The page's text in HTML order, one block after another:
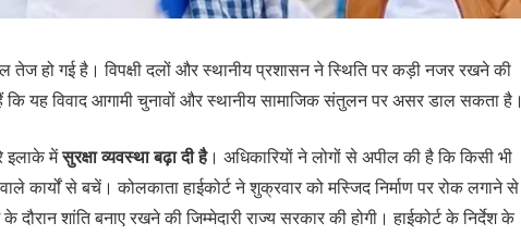
हो गई है। विपक्षी दलों और स्थानीय प्रशासन ने स्थिति पर कड़ी नजर रखने की
कि यह विवाद आगामी चुनावों और स्थानीय सामाजिक संतुलन पर असर डाल सकता है।
इलाके मेंसुरक्षा व्यवस्था बढ़ा दी है। अधिकारियों ने लोगों से अपील की है कि किसी भी
कार्यों से बचें। कोलकाता हाईकोर्ट ने शुक्रवार को मस्जिद निर्माण पर रोक लगाने से
शांति बनाए रखने की जिम्मेदारी राज्य सरकार की होगी। हाईकोर्ट के निर्देश के